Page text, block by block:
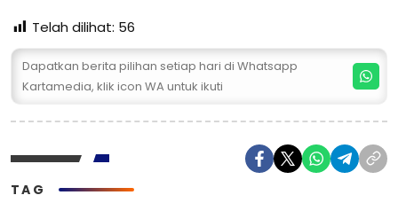
Telah dilihat: 56
Dapatkan berita pilihan setiap hari di Whatsapp
Kartamedia, klik icon WA untuk ikuti
TAG